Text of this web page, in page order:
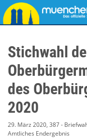
Stichwahl
des
2020
29. März 2020, 387 -
Amtliches Endergebnis